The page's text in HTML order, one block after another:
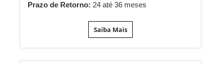
Prazo de Retorno: 24 até 36 meses
Saiba Mais